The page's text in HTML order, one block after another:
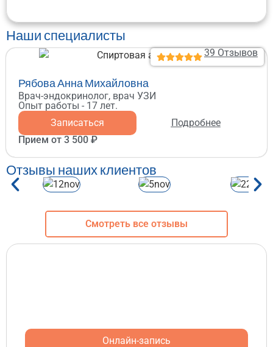
Наши специалисты
39 Отзывов
Рябова Анна Михайловна
Врач-эндокринолог, врач УЗИ
Опыт работы - 17 лет.
Записаться
Подробнее
Прием от 3 500 ₽
Отзывы наших клиентов
Смотреть все отзывы
Онлайн-запись